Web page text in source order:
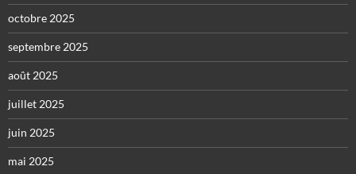
octobre 2025
septembre 2025
août 2025
juillet 2025
juin 2025
mai 2025